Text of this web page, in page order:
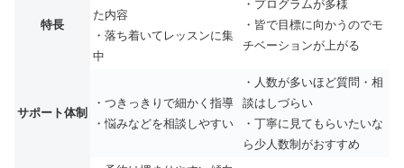
特長
た内容
・落ち着いてレッスンに集
中
・プログラムが多様
・皆で目標に向かうのでモ
チベーションが上がる
サポート体制
・つきっきりで細かく指導
・悩みなどを相談しやすい
・人数が多いほど質問・相
談はしづらい
・丁寧に見てもらいたいな
ら少人数制がおすすめ